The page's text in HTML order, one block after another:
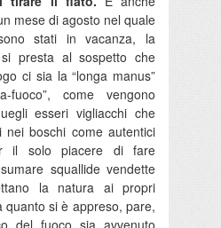
mese di agosto nel quale
stati in vacanza, la
presta al sospetto che
ci sia la “longa manus”
fuoco”, come vengono
esseri vigliacchi che
nei boschi come autentici
il solo piacere di fare
squallide vendette
la natura ai propri
quanto si è appreso, pare,
del fuoco sia avvenuto